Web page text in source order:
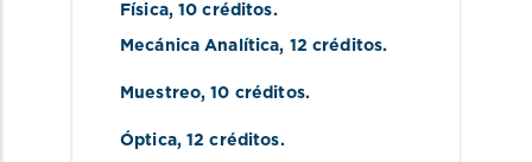
Física, 10 créditos.
Mecánica Analítica, 12 créditos.
Muestreo, 10 créditos.
Óptica, 12 créditos.